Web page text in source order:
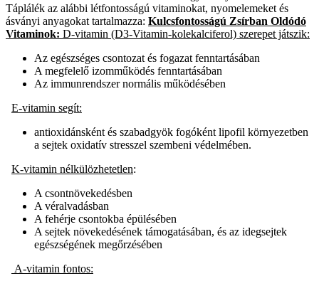
Táplálék az alábbi létfontosságú vitaminokat, nyomelemeket és
ásványi anyagokat tartalmazza: Kulcsfontosságú Zsírban Oldódó
Vitaminok: D-vitamin (D3-Vitamin-kolekalciferol) szerepet játszik:
Az egészséges csontozat és fogazat fenntartásában
A megfelelő izomműködés fenntartásában
Az immunrendszer normális működésében
E-vitamin segít:
antioxidánsként és szabadgyök fogóként lipofil környezetben
a sejtek oxidatív stresszel szembeni védelmében.
K-vitamin nélkülözhetetlen:
A csontnövekedésben
A véralvadásban
A fehérje csontokba épülésében
A sejtek növekedésének támogatásában, és az idegsejtek
egészségének megőrzésében
A-vitamin fontos: